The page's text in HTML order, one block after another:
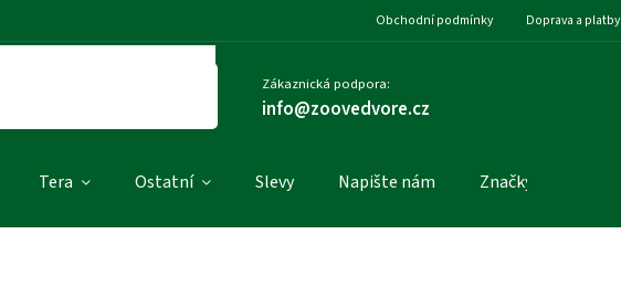
Obchodní podmínky Doprava a platby
Zákaznická podpora:
info@zoovedvore.cz
Tera Ostatní Slevy Napište nám Značky